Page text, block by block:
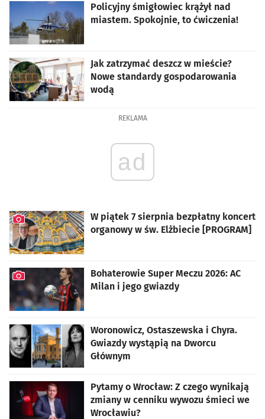
Policyjny śmigłowiec krążył nad
miastem. Spokojnie, to ćwiczenia!
Jak zatrzymać deszcz w mieście?
Nowe standardy gospodarowania
wodą
REKLAMA
ad
W piątek 7 sierpnia bezpłatny koncert
organowy w św. Elżbiecie [PROGRAM]
Bohaterowie Super Meczu 2026: AC
Milan i jego gwiazdy
Woronowicz, Ostaszewska i Chyra.
Gwiazdy wystąpią na Dworcu
Głównym
Pytamy o Wrocław: Z czego wynikają
zmiany w cenniku wywozu śmieci we
Wrocławiu?